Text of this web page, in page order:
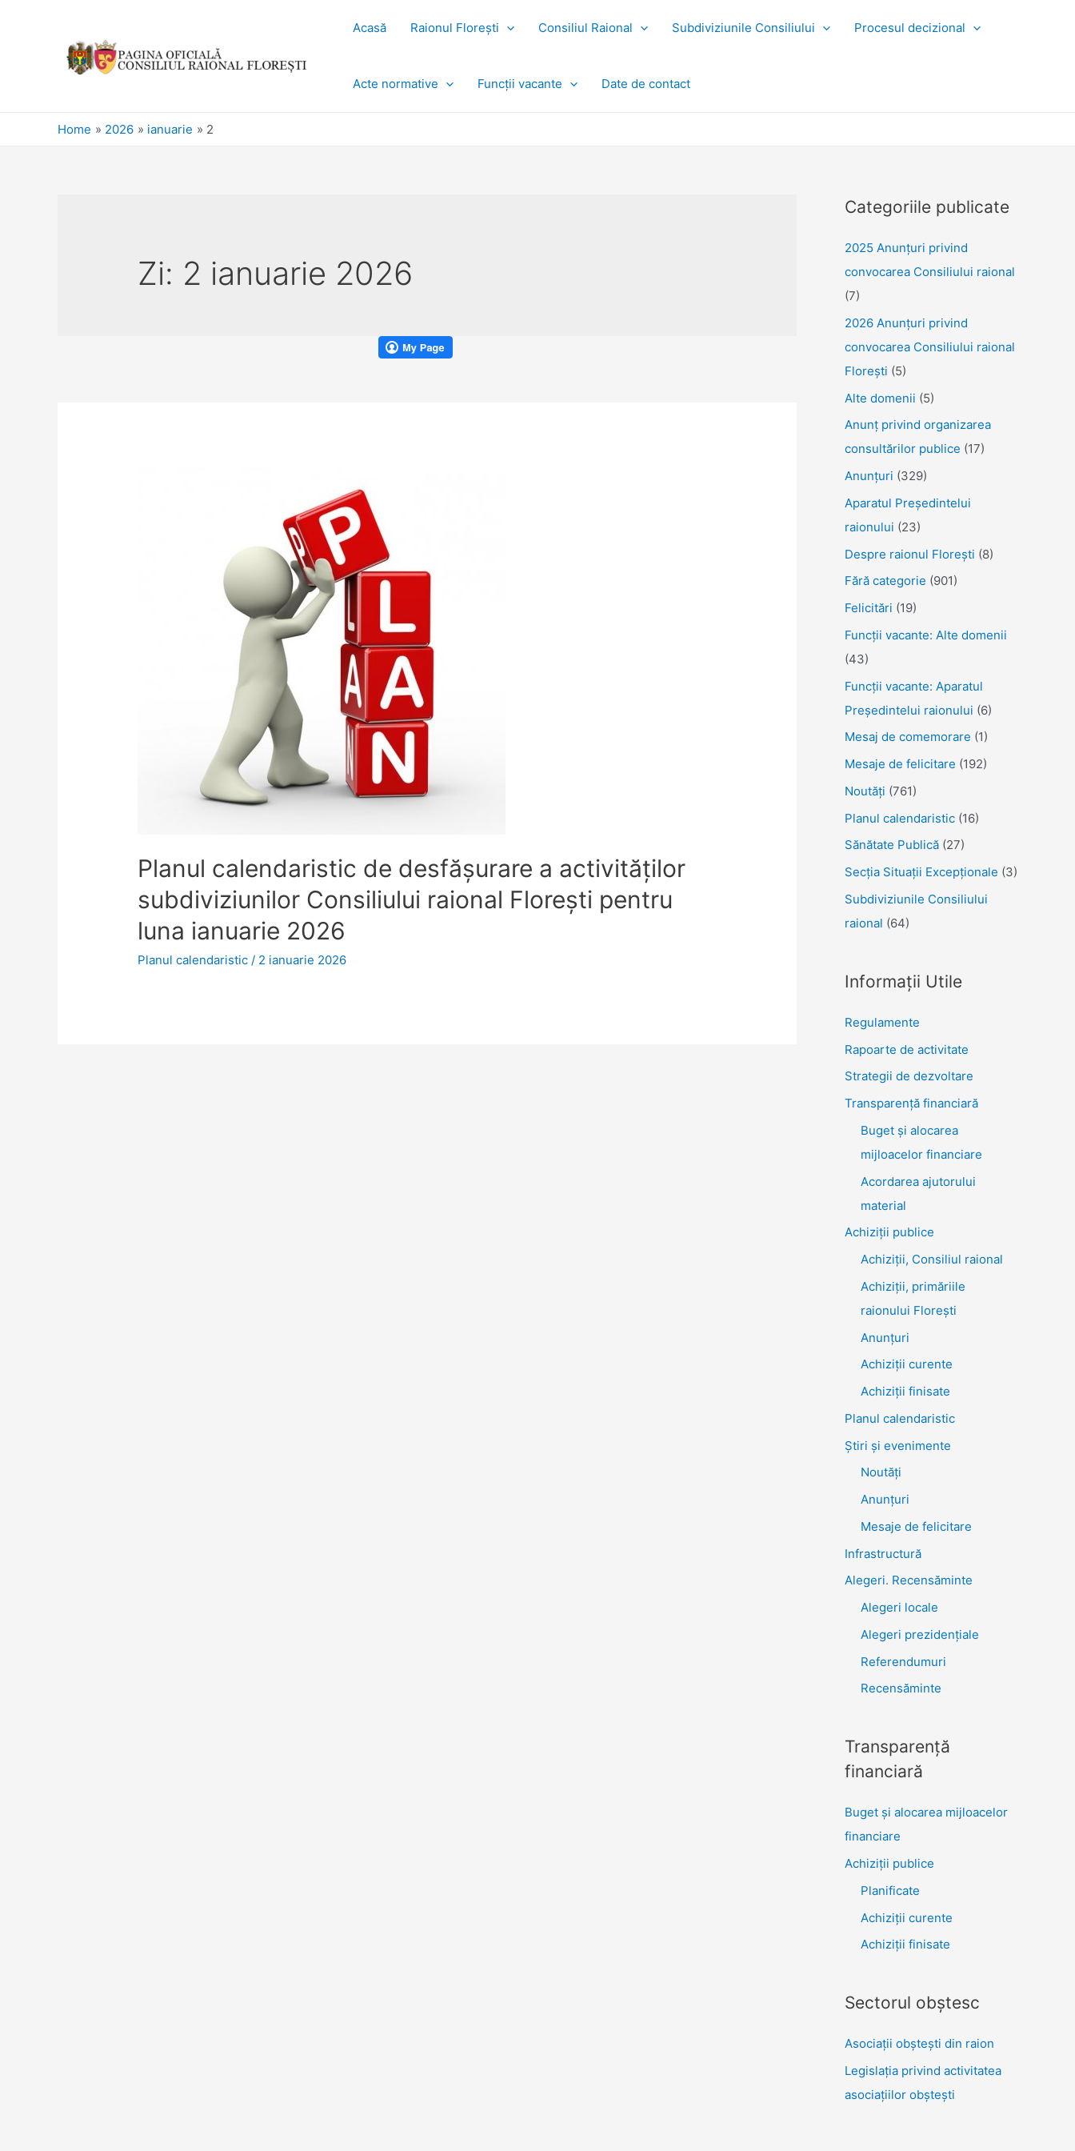
Acasă Raionul Florești Consiliul Raional Subdiviziunile Consiliului Procesul decizional
Acte normative Funcții vacante Date de contact
Home 2026 ianuarie 2
Zi: 2 ianuarie 2026
Planul calendaristic de desfăşurare a activităților
subdiviziunilor Consiliului raional Floreşti pentru
luna ianuarie 2026
Planul calendaristic / 2 ianuarie 2026
Categoriile publicate
2025 Anunţuri privind
convocarea Consiliului raional
(7)
2026 Anunțuri privind
convocarea Consiliului raional
Florești (5)
Alte domenii (5)
Anunţ privind organizarea
consultărilor publice (17)
Anunţuri (329)
Aparatul Preşedintelui
raionului (23)
Despre raionul Floreşti (8)
Fără categorie (901)
Felicitări (19)
Funcţii vacante: Alte domenii
(43)
Funcții vacante: Aparatul
Președintelui raionului (6)
Mesaj de comemorare (1)
Mesaje de felicitare (192)
Noutăţi (761)
Planul calendaristic (16)
Sănătate Publică (27)
Secția Situații Excepționale (3)
Subdiviziunile Consiliului
raional (64)
Informații Utile
Regulamente
Rapoarte de activitate
Strategii de dezvoltare
Transparenţă financiară
Buget și alocarea
mijloacelor financiare
Acordarea ajutorului
material
Achiziţii publice
Achiziții, Consiliul raional
Achiziții, primăriile
raionului Florești
Anunțuri
Achiziții curente
Achiziții finisate
Planul calendaristic
Știri şi evenimente
Noutăţi
Anunţuri
Mesaje de felicitare
Infrastructură
Alegeri. Recensăminte
Alegeri locale
Alegeri prezidențiale
Referendumuri
Recensăminte
Transparenţă
financiară
Buget și alocarea mijloacelor
financiare
Achiziţii publice
Planificate
Achiziții curente
Achiziții finisate
Sectorul obştesc
Asociaţii obşteşti din raion
Legislaţia privind activitatea
asociaţiilor obşteşti